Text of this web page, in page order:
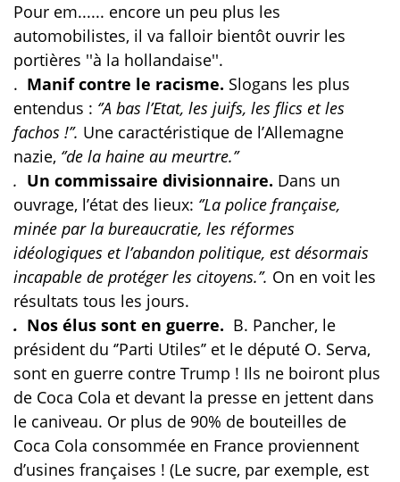
Pour em...... encore un peu plus les
automobilistes, il va falloir bientôt ouvrir les
portières ''à la hollandaise''.
. Manif contre le racisme. Slogans les plus
entendus : ‘’A bas l’Etat, les juifs, les flics et les
fachos !’’. Une caractéristique de l’Allemagne
nazie, ‘’de la haine au meurtre.’’
. Un commissaire divisionnaire. Dans un
ouvrage, l’état des lieux: ‘’La police française,
minée par la bureaucratie, les réformes
idéologiques et l’abandon politique, est désormais
incapable de protéger les citoyens.’’. On en voit les
résultats tous les jours.
. Nos élus sont en guerre. B. Pancher, le
président du ‘’Parti Utiles’’ et le député O. Serva,
sont en guerre contre Trump ! Ils ne boiront plus
de Coca Cola et devant la presse en jettent dans
le caniveau. Or plus de 90% de bouteilles de
Coca Cola consommée en France proviennent
d’usines françaises ! (Le sucre, par exemple, est